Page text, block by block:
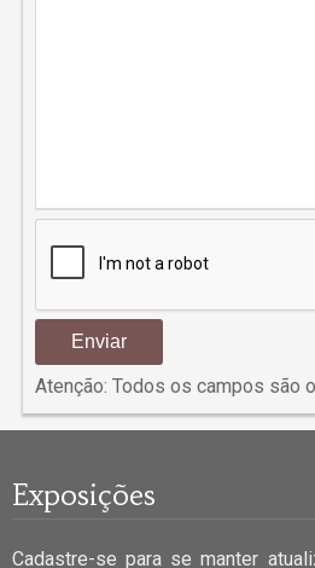
Atenção: Todos os campos são
Exposições
Cadastre-se para se manter